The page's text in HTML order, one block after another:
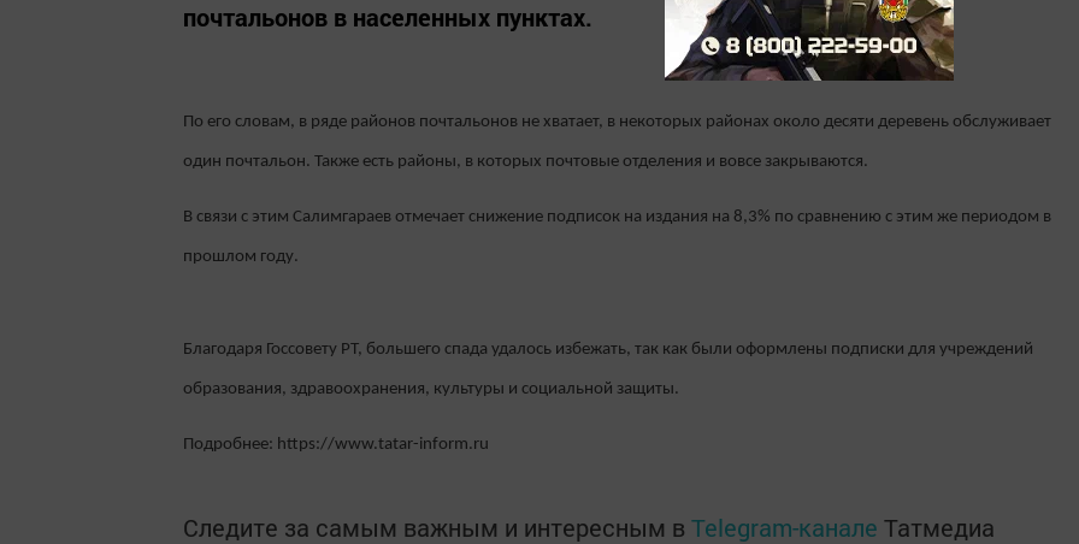
почтальонов в населенных пунктах.
По его словам, в ряде районов почтальонов не хватает, в некоторых районах около десяти деревень обслуживает
один почтальон. Также есть районы, в которых почтовые отделения и вовсе закрываются.
В связи с этим Салимгараев отмечает снижение подписок на издания на 8,3% по сравнению с этим же периодом в
прошлом году.
Благодаря Госсовету РТ, большего спада удалось избежать, так как были оформлены подписки для учреждений
образования, здравоохранения, культуры и социальной защиты.
Подробнее: https://www.tatar-inform.ru
Следите за самым важным и интересным в Telegram-канале Татмедиа